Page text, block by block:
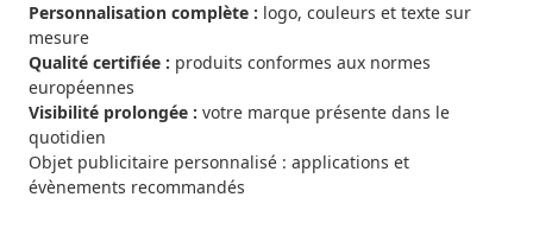
Personnalisation complète : logo, couleurs et texte sur
mesure
Qualité certifiée : produits conformes aux normes
européennes
Visibilité prolongée : votre marque présente dans le
quotidien
Objet publicitaire personnalisé : applications et
évènements recommandés